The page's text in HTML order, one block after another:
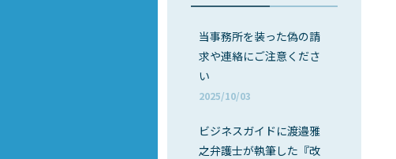
当事務所を装った偽の請
求や連絡にご注意くださ
い
2025/10/03
ビジネスガイドに渡邉雅
之弁護士が執筆した『改